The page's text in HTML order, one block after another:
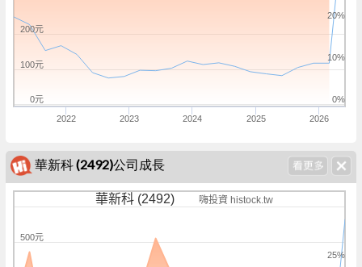
2022 2023 2024 2025 2026
0%
10%
20%
0元
100元
200元
華新科 (2492)公司成長
華新科 (2492) 嗨投資 histock.tw
25%
500元